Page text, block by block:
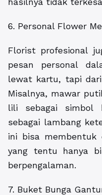
6. Personal Flower
Florist profesional
pesan personal
lewat kartu, tapi
Misalnya, mawar
lili sebagai simbol
sebagai lambang
ini bisa
yang tentu hanya
berpengalaman.
7. Buket Bunga